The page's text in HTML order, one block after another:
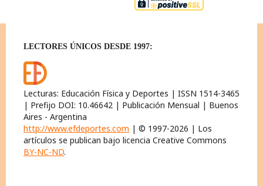
LECTORES ÚNICOS DESDE 1997:
Lecturas: Educación Física y Deportes | ISSN 1514-3465
| Prefijo DOI: 10.46642 | Publicación Mensual | Buenos
Aires - Argentina
http://www.efdeportes.com | © 1997-2026 | Los
artículos se publican bajo licencia Creative Commons
BY-NC-ND.